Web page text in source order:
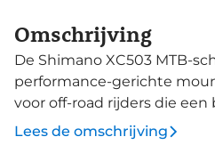
Omschrijving
De Shimano XC503
performance‑gerichte
voor off‑road rijders die
krachtoverdracht, comfort
Lees de omschrijving